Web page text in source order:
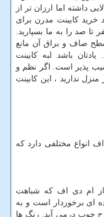
داشته اما ارزان تر از
کابینت مدرن برای
تا صد را به ما بسپارید.
صاف و براق آن مانع
باشد لبه کابینت
پذیر است. اگر نظم و
ندارید ، این کابینت
انواع مختلفی دارد که
ام دی اف که شباهت
­ای برخوردار است و به
چوب درمی­ آید. رنگ ­ها